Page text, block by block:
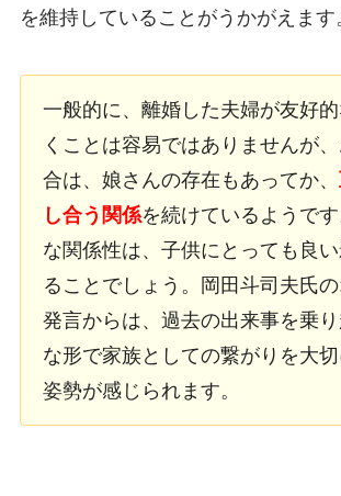
を維持していることがうかがえます
一般的に、離婚した夫婦が友好
くことは容易ではありませんが
合は、娘さんの存在もあってか、
し合う関係を続けているようで
な関係性は、子供にとっても良い
ることでしょう。岡田斗司夫氏
発言からは、過去の出来事を乗
な形で家族としての繋がりを大
姿勢が感じられます。